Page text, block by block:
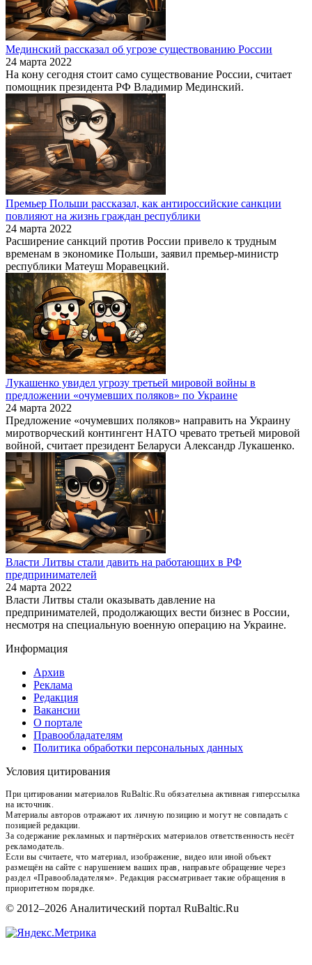
Мединский рассказал об угрозе существованию России
24 марта 2022
На кону сегодня стоит само существование России, считает
помощник президента РФ Владимир Мединский.
Премьер Польши рассказал, как антироссийские санкции
повлияют на жизнь граждан республики
24 марта 2022
Расширение санкций против России привело к трудным
временам в экономике Польши, заявил премьер-министр
республики Матеуш Моравецкий.
Лукашенко увидел угрозу третьей мировой войны в
предложении «очумевших поляков» по Украине
24 марта 2022
Предложение «очумевших поляков» направить на Украину
миротворческий контингент НАТО чревато третьей мировой
войной, считает президент Беларуси Александр Лукашенко.
Власти Литвы стали давить на работающих в РФ
предпринимателей
24 марта 2022
Власти Литвы стали оказывать давление на
предпринимателей, продолжающих вести бизнес в России,
несмотря на специальную военную операцию на Украине.
Информация
Архив
Реклама
Редакция
Вакансии
О портале
Правообладателям
Политика обработки персональных данных
Условия цитирования
При цитировании материалов RuBaltic.Ru обязательна активная гиперссылка
на источник.
Материалы авторов отражают их личную позицию и могут не совпадать с
позицией редакции.
За содержание рекламных и партнёрских материалов ответственность несёт
рекламодатель.
Если вы считаете, что материал, изображение, видео или иной объект
размещён на сайте с нарушением ваших прав, направьте обращение через
раздел «Правообладателям». Редакция рассматривает такие обращения в
приоритетном порядке.
© 2012–2026 Аналитический портал RuBaltic.Ru